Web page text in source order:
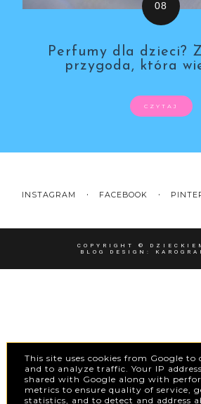
Perfumy dla dzieci?
przygoda, która
CZYTAJ
INSTAGRAM FACEBOOK
COPYRIGHT ©
BLOG DESIGN:
This site uses cookies from Google to
and to analyze traffic. Your IP
shared with Google along with
metrics to ensure quality of service,
statistics, and to detect and address